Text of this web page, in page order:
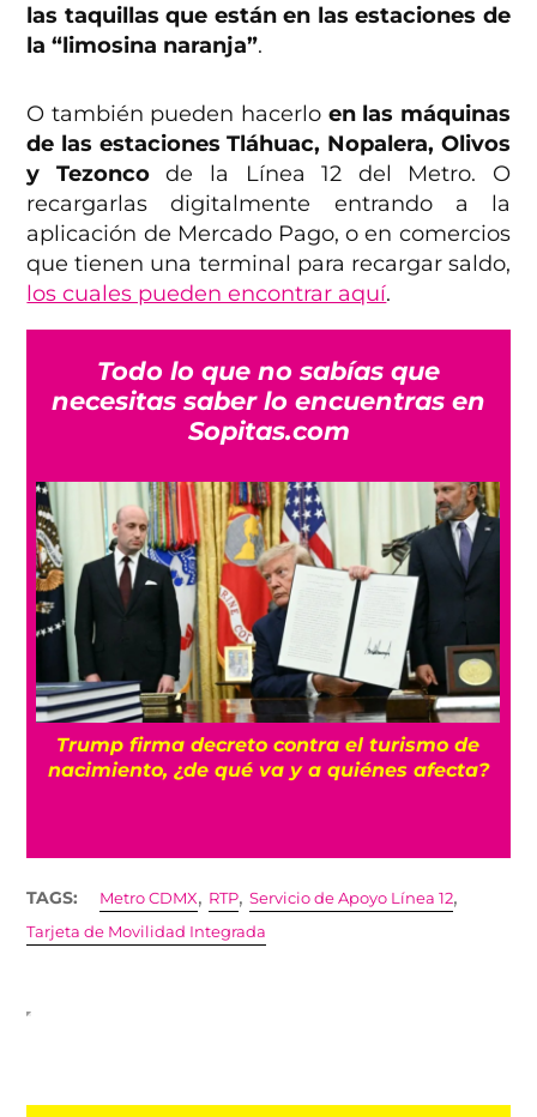
las taquillas que están en las estaciones de
la “limosina naranja”.
O también pueden hacerlo en las máquinas
de las estaciones Tláhuac, Nopalera, Olivos
y Tezoncode la Línea 12 del Metro. O
recargarlas digitalmente entrando a la
aplicación de Mercado Pago, o en comercios
que tienen una terminal para recargar saldo,
los cuales pueden encontrar aquí.
Todo lo que no sabías que
necesitas saber lo encuentras en
Sopitas.com
Trump firma decreto contra el turismo de
nacimiento, ¿de qué va y a quiénes afecta?
TAGS: Metro CDMX, RTP,Servicio de Apoyo Línea 12,
Tarjeta de Movilidad Integrada